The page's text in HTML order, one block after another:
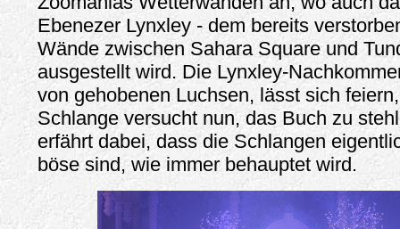
Ebenezer Lynxley - dem bereits
Wände zwischen Sahara Square und
ausgestellt wird. Die Lynxley-
von gehobenen Luchsen, lässt sich
Schlange versucht nun, das Buch zu
erfährt dabei, dass die Schlangen
böse sind, wie immer behauptet wird.